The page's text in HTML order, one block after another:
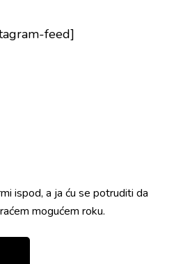
feed]
ispod, a ja ću se potruditi da
mogućem roku.